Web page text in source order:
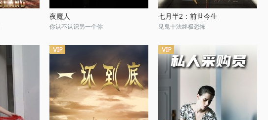
夜魔人
你认不认识另一个你
七月半2：前世今生
见鬼十法终极恐怖